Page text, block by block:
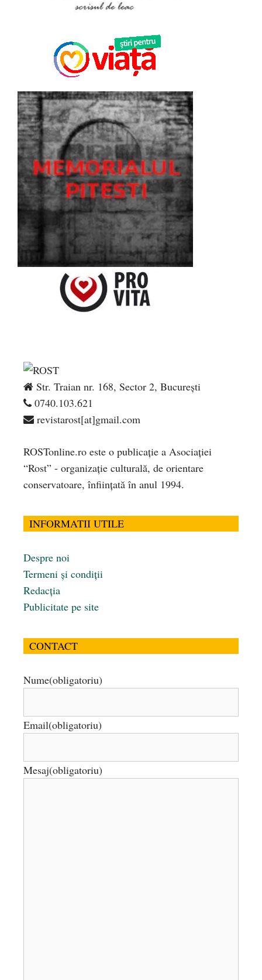
Str. Traian nr. 168, Sector 2, București
0740.103.621
revistarost[at]gmail.com
ROSTonline.ro este o publicaţie a Asociaţiei
“Rost” - organizaţie culturală, de orientare
conservatoare, înfiinţată în anul 1994.
INFORMATII UTILE
Despre noi
Termeni și condiții
Redacția
Publicitate pe site
CONTACT
Nume(obligatoriu)
Email(obligatoriu)
Mesaj(obligatoriu)